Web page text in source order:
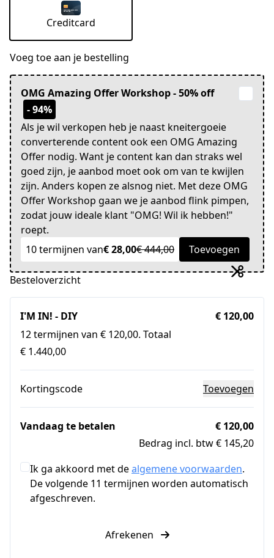
Creditcard
Voeg toe aan je bestelling
OMG Amazing Offer Workshop - 50% off
- 94%
Als je wil verkopen heb je naast kneitergoeie
converterende content ook een OMG Amazing
Offer nodig. Want je content kan dan straks wel
goed zijn, je aanbod moet ook om van te kwijlen
zijn. Anders kopen ze alsnog niet. Met deze OMG
Offer Workshop gaan we je aanbod flink pimpen,
zodat jouw ideale klant "OMG! Wil ik hebben!"
roept.
10 termijnen van€ 28,00€ 444,00 Toevoegen
Besteloverzicht
I'M IN! - DIY
12 termijnen van € 120,00. Totaal
€ 1.440,00
€ 120,00
Kortingscode Toevoegen
Vandaag te betalen
€ 120,00
Bedrag incl. btw € 145,20
Ik ga akkoord met dealgemene voorwaarden.
De volgende 11 termijnen worden automatisch
afgeschreven.
Afrekenen